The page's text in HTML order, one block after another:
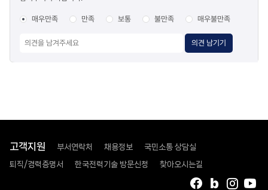
매우만족 만족 보통 불만족 매우불만족
의견 남기기
고객지원 부서연락처 채용정보 국민소통 상담실
퇴직/경력증명서 한국전력기술 방문신청 찾아오시는길